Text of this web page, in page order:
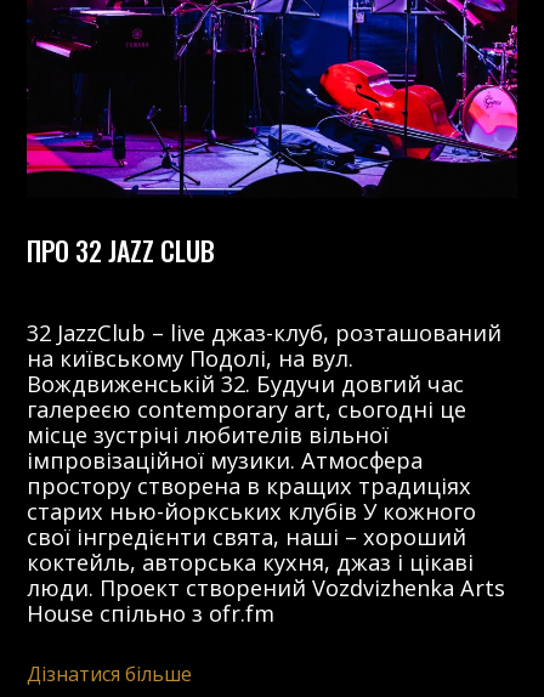
ПРО 32 JAZZ CLUB
32 JazzClub – live джаз-клуб, розташований
на київському Подолі, на вул.
Вождвиженській 32. Будучи довгий час
галереєю contemporary art, сьогодні це
місце зустрічі любителів вільної
імпровізаційної музики. Атмосфера
простору створена в кращих традиціях
старих нью-йоркських клубів У кожного
свої інгредієнти свята, наші – хороший
коктейль, авторська кухня, джаз і цікаві
люди. Проект створений Vozdvizhenka Arts
House спільно з ofr.fm
Дізнатися більше